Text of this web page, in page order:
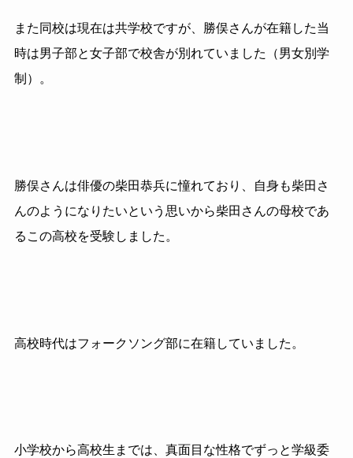
また同校は現在は共学校ですが、勝俣さんが在籍した当
時は男子部と女子部で校舎が別れていました（男女別学
制）。
勝俣さんは俳優の柴田恭兵に憧れており、自身も柴田さ
んのようになりたいという思いから柴田さんの母校であ
るこの高校を受験しました。
高校時代はフォークソング部に在籍していました。
小学校から高校生までは、真面目な性格でずっと学級委